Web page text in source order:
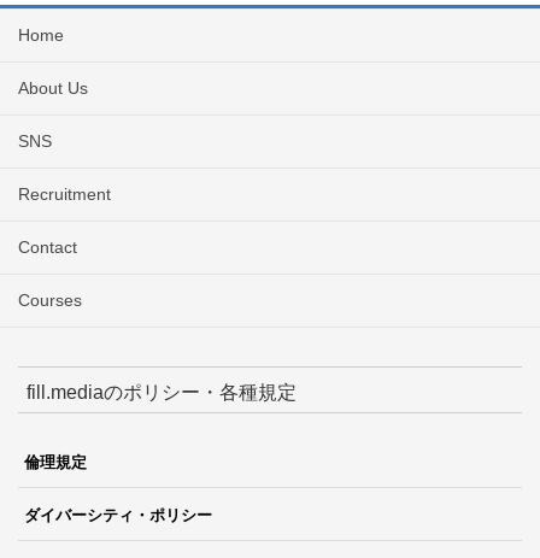
Home
About Us
SNS
Recruitment
Contact
Courses
fill.mediaのポリシー・各種規定
倫理規定
ダイバーシティ・ポリシー